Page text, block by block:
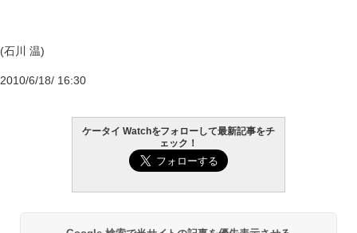
(石川 温)
2010/6/18/ 16:30
ケータイ Watchをフォローして最新記事をチ
ェック！